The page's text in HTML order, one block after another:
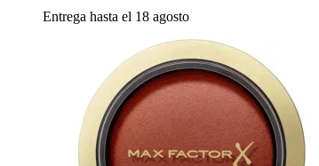
Entrega hasta el 18 agosto